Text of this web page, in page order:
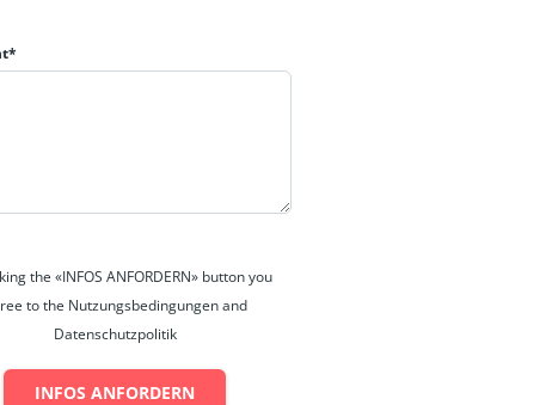
the «INFOS ANFORDERN» button you
to the Nutzungsbedingungen and
Datenschutzpolitik
INFOS ANFORDERN